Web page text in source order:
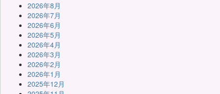
2026年8月
2026年7月
2026年6月
2026年5月
2026年4月
2026年3月
2026年2月
2026年1月
2025年12月